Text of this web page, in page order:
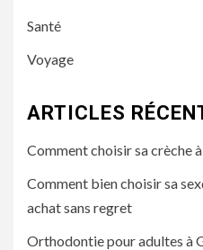
Santé
Voyage
ARTICLES
Comment choisir sa crèche à
Comment bien choisir sa
achat sans regret
Orthodontie pour adultes à